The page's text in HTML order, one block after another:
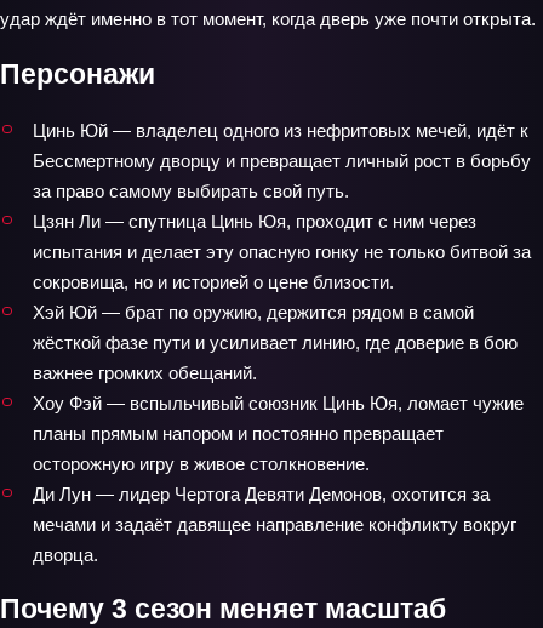
удар ждёт именно в тот момент, когда дверь уже почти открыта.
Персонажи
Цинь Юй — владелец одного из нефритовых мечей, идёт к
Бессмертному дворцу и превращает личный рост в борьбу
за право самому выбирать свой путь.
Цзян Ли — спутница Цинь Юя, проходит с ним через
испытания и делает эту опасную гонку не только битвой за
сокровища, но и историей о цене близости.
Хэй Юй — брат по оружию, держится рядом в самой
жёсткой фазе пути и усиливает линию, где доверие в бою
важнее громких обещаний.
Хоу Фэй — вспыльчивый союзник Цинь Юя, ломает чужие
планы прямым напором и постоянно превращает
осторожную игру в живое столкновение.
Ди Лун — лидер Чертога Девяти Демонов, охотится за
мечами и задаёт давящее направление конфликту вокруг
дворца.
Почему 3 сезон меняет масштаб